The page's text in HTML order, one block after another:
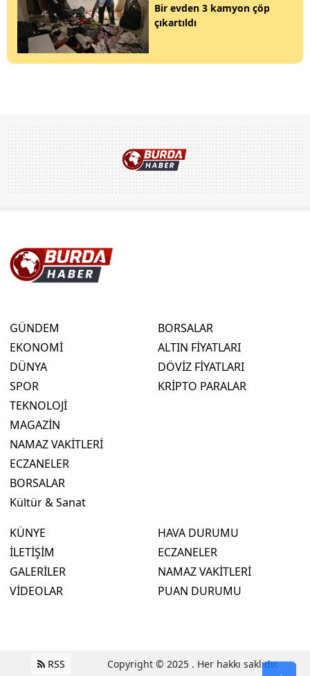
Bir evden 3 kamyon çöp
çıkartıldı
GÜNDEM
EKONOMİ
DÜNYA
SPOR
TEKNOLOJİ
MAGAZİN
NAMAZ VAKİTLERİ
ECZANELER
BORSALAR
Kültür & Sanat
BORSALAR
ALTIN FİYATLARI
DÖVİZ FİYATLARI
KRİPTO PARALAR
KÜNYE
İLETİŞİM
GALERİLER
VİDEOLAR
HAVA DURUMU
ECZANELER
NAMAZ VAKİTLERİ
PUAN DURUMU
RSS Copyright © 2025 . Her hakkı saklıdır.